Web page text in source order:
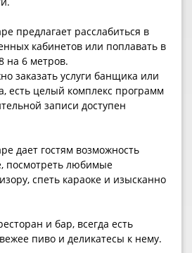
предлагает расслабиться в
кабинетов или поплавать в
на 6 метров.
заказать услуги банщика или
есть целый комплекс программ
записи доступен
дает гостям возможность
посмотреть любимые
спеть караоке и изысканно
и бар, всегда есть
пиво и деликатесы к нему.